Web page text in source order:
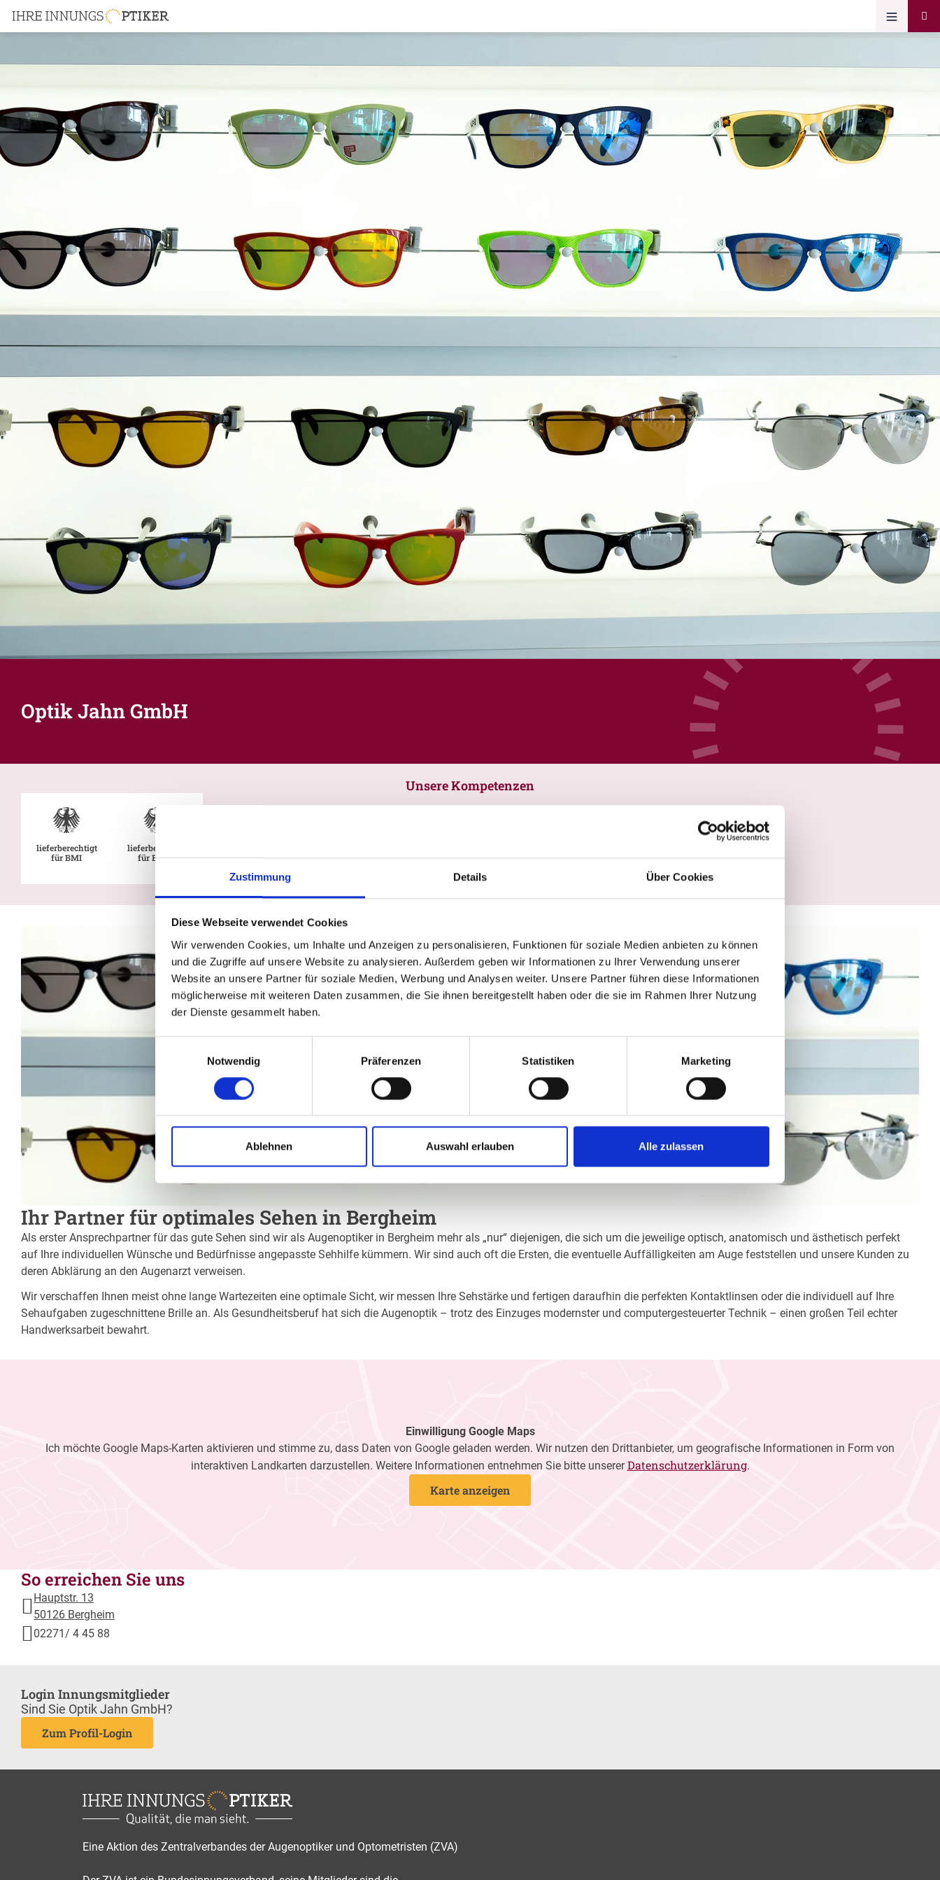
Zustimmung Details Über Cookies
Diese Webseite verwendet Cookies
Wir verwenden Cookies, um Inhalte und Anzeigen zu personalisieren, Funktionen für soziale Medien anbieten zu können
und die Zugriffe auf unsere Website zu analysieren. Außerdem geben wir Informationen zu Ihrer Verwendung unserer
Website an unsere Partner für soziale Medien, Werbung und Analysen weiter. Unsere Partner führen diese Informationen
möglicherweise mit weiteren Daten zusammen, die Sie ihnen bereitgestellt haben oder die sie im Rahmen Ihrer Nutzung
der Dienste gesammelt haben.
Notwendig
Präferenzen Statistiken Marketing
Ablehnen Auswahl erlauben Alle zulassen
Optik Jahn GmbH
Unsere Kompetenzen
lieferberechtigt
für BMI
lieferberechtigt
für BMVg
Ihr Partner für optimales Sehen in Bergheim
Als erster Ansprechpartner für das gute Sehen sind wir als Augenoptiker in Bergheim mehr als „nur“ diejenigen, die sich um die jeweilige optisch, anatomisch und ästhetisch perfekt
auf Ihre individuellen Wünsche und Bedürfnisse angepasste Sehhilfe kümmern. Wir sind auch oft die Ersten, die eventuelle Auffälligkeiten am Auge feststellen und unsere Kunden zu
deren Abklärung an den Augenarzt verweisen.
Wir verschaffen Ihnen meist ohne lange Wartezeiten eine optimale Sicht, wir messen Ihre Sehstärke und fertigen daraufhin die perfekten Kontaktlinsen oder die individuell auf Ihre
Sehaufgaben zugeschnittene Brille an. Als Gesundheitsberuf hat sich die Augenoptik – trotz des Einzuges modernster und computergesteuerter Technik – einen großen Teil echter
Handwerksarbeit bewahrt.
Einwilligung Google Maps
Ich möchte Google Maps-Karten aktivieren und stimme zu, dass Daten von Google geladen werden. Wir nutzen den Drittanbieter, um geografische Informationen in Form von
interaktiven Landkarten darzustellen. Weitere Informationen entnehmen Sie bitte unsererDatenschutzerklärung.
Karte anzeigen
So erreichen Sie uns
Hauptstr. 13
50126 Bergheim
02271/ 4 45 88
Login Innungsmitglieder
Sind Sie Optik Jahn GmbH?
Zum Profil-Login
Eine Aktion des Zentralverbandes der Augenoptiker und Optometristen (ZVA)